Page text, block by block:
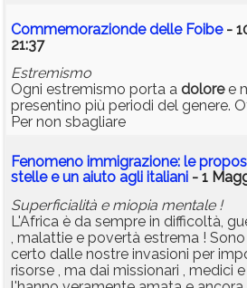
Commemorazionde delle Foibe-
21:37
Estremismo
Ogni estremismo porta a doloree
presentino più periodi del genere.
Per non sbagliare
Fenomeno immigrazione: le
stelle e un aiuto agli italiani - 1
Superficialità e miopia mentale !
L'Africa è da sempre in difficoltà,
, malattie e povertà estrema !
certo dalle nostre invasioni per
risorse , ma dai missionari , medici